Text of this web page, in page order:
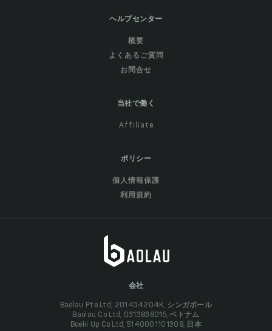
ヘルプセンター
概要
よくあるご質問
お問合せ
当社で働く
Affiliate
ポリシー
個人情報保護
利用規約
会社
Baolau Pte Ltd, 201434204K, シンガポール
Baolau Co Ltd, 0313838015, ベトナム
Boeki Up Co Ltd, 5140001101308, 日本